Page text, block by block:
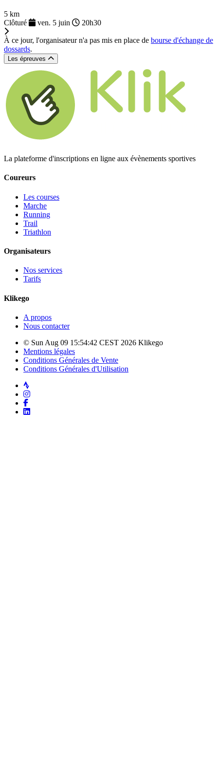
5 km
Clôturé
ven. 5 juin 20h30
À ce jour, l'organisateur n'a pas mis en place de bourse d'échange de
dossards.
Les épreuves
La plateforme d'inscriptions en ligne aux évènements sportives
Coureurs
Les courses
Marche
Running
Trail
Triathlon
Organisateurs
Nos services
Tarifs
Klikego
A propos
Nous contacter
© Sun Aug 09 15:54:42 CEST 2026 Klikego
Mentions légales
Conditions Générales de Vente
Conditions Générales d'Utilisation
Strava
Instagram
Facebook
LinkedIn